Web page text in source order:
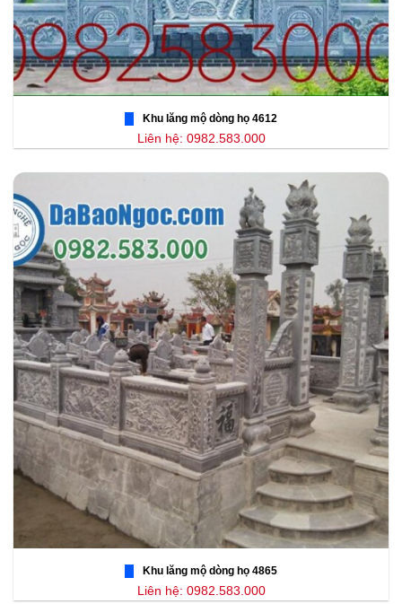
Khu lăng mộ dòng họ 4612
Liên hệ: 0982.583.000
Khu lăng mộ dòng họ 4865
Liên hệ: 0982.583.000